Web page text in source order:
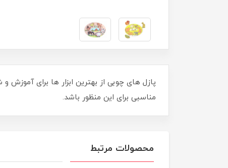
پازل های چوبی از بهترین ابزار ها برای
مناسبی برای این منظور باشد.
محصولات مرتبط